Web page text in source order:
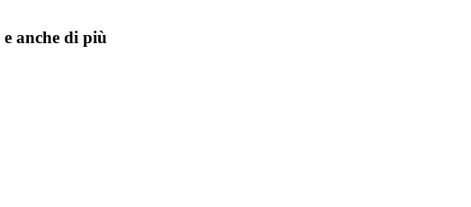
e anche di più